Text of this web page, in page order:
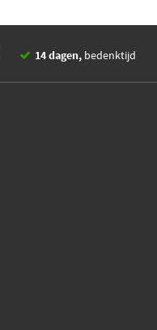
14 dagen, bedenktijd